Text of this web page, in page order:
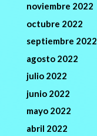
noviembre 2022
octubre 2022
septiembre 2022
agosto 2022
julio 2022
junio 2022
mayo 2022
abril 2022